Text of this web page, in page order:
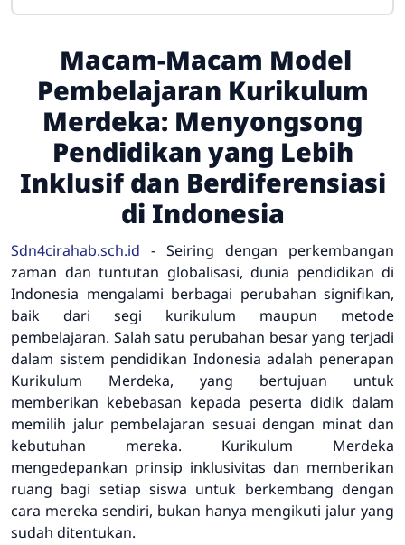
Macam-Macam Model
Pembelajaran Kurikulum
Merdeka: Menyongsong
Pendidikan yang Lebih
Inklusif dan Berdiferensiasi
di Indonesia
Sdn4cirahab.sch.id - Seiring dengan perkembangan
zaman dan tuntutan globalisasi, dunia pendidikan di
Indonesia mengalami berbagai perubahan signifikan,
baik dari segi kurikulum maupun metode
pembelajaran. Salah satu perubahan besar yang terjadi
dalam sistem pendidikan Indonesia adalah penerapan
Kurikulum Merdeka, yang bertujuan untuk
memberikan kebebasan kepada peserta didik dalam
memilih jalur pembelajaran sesuai dengan minat dan
kebutuhan mereka. Kurikulum Merdeka
mengedepankan prinsip inklusivitas dan memberikan
ruang bagi setiap siswa untuk berkembang dengan
cara mereka sendiri, bukan hanya mengikuti jalur yang
sudah ditentukan.